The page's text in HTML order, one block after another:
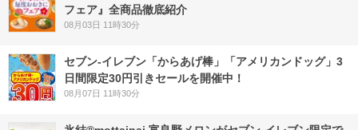
フェア』全商品徹底紹介
08月03日 11時30分
セブン‐イレブン「からあげ棒」「アメリカンドッグ」3
日間限定30円引きセールを開催中！
08月07日 11時30分